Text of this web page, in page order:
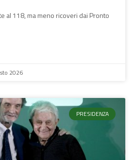
al 118, ma meno ricoveri dai Pronto
2026
PRESIDENZA